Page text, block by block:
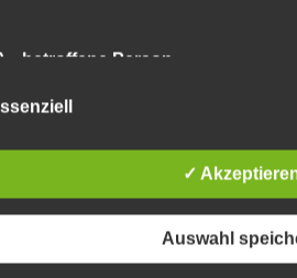
betroffene Person
Person ist jede identifizierte
verarbeitet werden.
Verarbeitung
✓
Auswahl